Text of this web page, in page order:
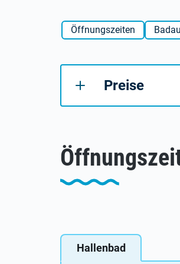
Öffnungszeiten
Preise
Hallenbad